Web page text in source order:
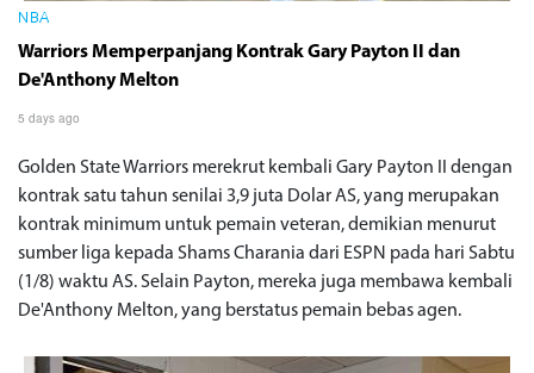
NBA
Warriors Memperpanjang Kontrak Gary Payton II dan
De'Anthony Melton
5 days ago
Golden State Warriors merekrut kembali Gary Payton II dengan
kontrak satu tahun senilai 3,9 juta Dolar AS, yang merupakan
kontrak minimum untuk pemain veteran, demikian menurut
sumber liga kepada Shams Charania dari ESPN pada hari Sabtu
(1/8) waktu AS. Selain Payton, mereka juga membawa kembali
De'Anthony Melton, yang berstatus pemain bebas agen.